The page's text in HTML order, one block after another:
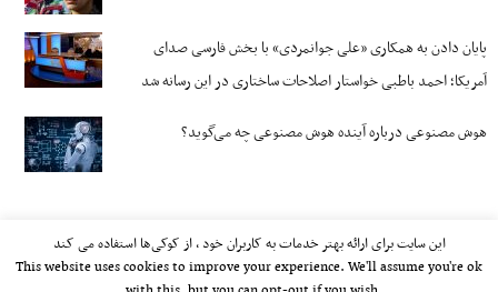
پایان دادن به همکاری «علی جوانمردی» با بخش فارسی صدای
آمریکا؛ احمد باطبی خواستار اصلاحات ساختاری در این رسانه شد
هوش مصنوعی درباره آینده هوش مصنوعی چه می‌گوید؟
این سایت برای ارائه بهتر خدمات به کاربران خود ، از کوکی‌ها استفاده می کند
This website uses cookies to improve your experience. We'll assume you're ok